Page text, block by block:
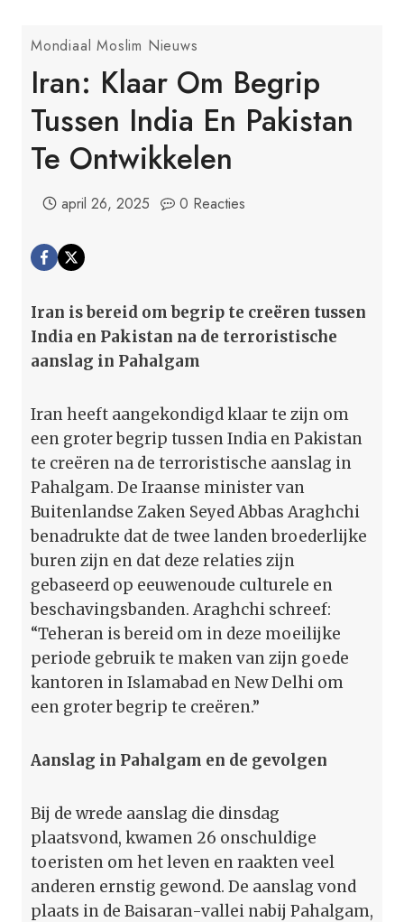
Mondiaal Moslim Nieuws
Iran: Klaar Om Begrip
Tussen India En Pakistan
Te Ontwikkelen
april 26, 2025 0 Reacties
Iran is bereid om begrip te creëren tussen
India en Pakistan na de terroristische
aanslag in Pahalgam
Iran heeft aangekondigd klaar te zijn om
een groter begrip tussen India en Pakistan
te creëren na de terroristische aanslag in
Pahalgam. De Iraanse minister van
Buitenlandse Zaken Seyed Abbas Araghchi
benadrukte dat de twee landen broederlijke
buren zijn en dat deze relaties zijn
gebaseerd op eeuwenoude culturele en
beschavingsbanden. Araghchi schreef:
“Teheran is bereid om in deze moeilijke
periode gebruik te maken van zijn goede
kantoren in Islamabad en New Delhi om
een groter begrip te creëren.”
Aanslag in Pahalgam en de gevolgen
Bij de wrede aanslag die dinsdag
plaatsvond, kwamen 26 onschuldige
toeristen om het leven en raakten veel
anderen ernstig gewond. De aanslag vond
plaats in de Baisaran-vallei nabij Pahalgam,